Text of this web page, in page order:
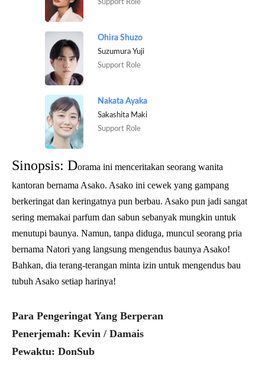
Support Role
Ohira Shuzo
Suzumura Yuji
Support Role
Nakata Ayaka
Sakashita Maki
Support Role
Sinopsis: Dorama ini menceritakan seorang wanita
kantoran bernama Asako. Asako ini cewek yang gampang
berkeringat dan keringatnya pun berbau. Asako pun jadi sangat
sering memakai parfum dan sabun sebanyak mungkin untuk
menutupi baunya. Namun, tanpa diduga, muncul seorang pria
bernama Natori yang langsung mengendus baunya Asako!
Bahkan, dia terang-terangan minta izin untuk mengendus bau
tubuh Asako setiap harinya!
Para Pengeringat Yang Berperan
Penerjemah: Kevin / Damais
Pewaktu: DonSub